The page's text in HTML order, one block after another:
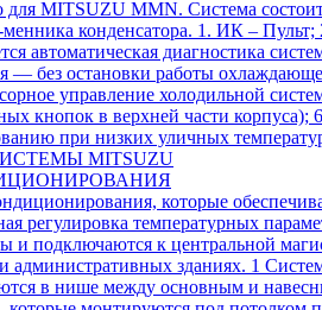
MITSUZU MMN. Система
конденсатора. 1. ИК –
автоматическая диагностика
— без остановки работы
управление холодильной
кнопок в верхней части
при низких уличных
MITSUZU
которые
температурных
подключаются к центральной
административных зданиях. 1
в нише между основным и